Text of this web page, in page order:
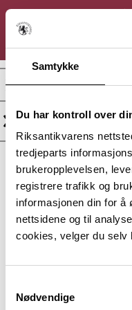
Samtykke
Du har kontroll over
Riksantikvarens
tredjeparts
brukeropplevelsen,
registrere trafikk og
informasjonen din for å
nettsidene og til
cookies, velger du selv
Nødvendige
Kategori:
Arkeologisk
minne
Vernestatus:
Uten vern
Lagt inn av:
Agder fylkeskommune
Du må være